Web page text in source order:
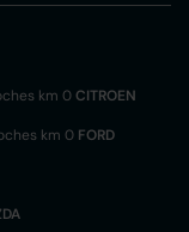
km 0CITROEN
km 0 FORD